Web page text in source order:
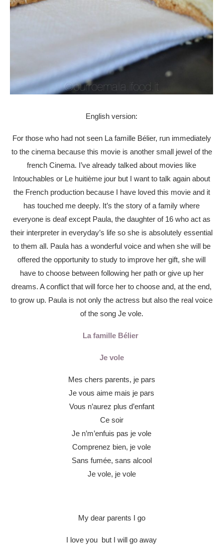
English version:
For those who had not seen La famille Bélier, run immediately
to the cinema because this movie is another small jewel of the
french Cinema. I’ve already talked about movies like
Intouchables or Le huitième jour but I want to talk again about
the French production because I have loved this movie and it
has touched me deeply. It’s the story of a family where
everyone is deaf except Paula, the daughter of 16 who act as
their interpreter in everyday’s life so she is absolutely essential
to them all. Paula has a wonderful voice and when she will be
offered the opportunity to study to improve her gift, she will
have to choose between following her path or give up her
dreams. A conflict that will force her to choose and, at the end,
to grow up. Paula is not only the actress but also the real voice
of the song Je vole.
La famille Bélier
Je vole
Mes chers parents, je pars
Je vous aime mais je pars
Vous n’aurez plus d’enfant
Ce soir
Je n’m’enfuis pas je vole
Comprenez bien, je vole
Sans fumée, sans alcool
Je vole, je vole
My dear parents I go
I love you but I will go away